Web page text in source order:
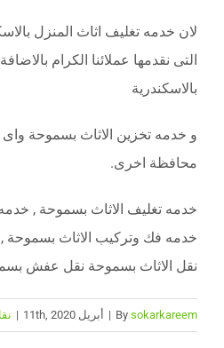
لان خدمه تغليف اثاث المنزل
التى نقدمها عملائنا الكرام
بالاسكندرية
و خدمه تخزين الاثاث بسموحة واى
محافظة اخرى.
خدمه تغليف الاثاث بسموحة ,
خدمه فك وتركيب الاثاث بسموحة
نقل الاثاث بسموحة نقل عفش
By sokarkareem
| أبريل 11th, 2020 |